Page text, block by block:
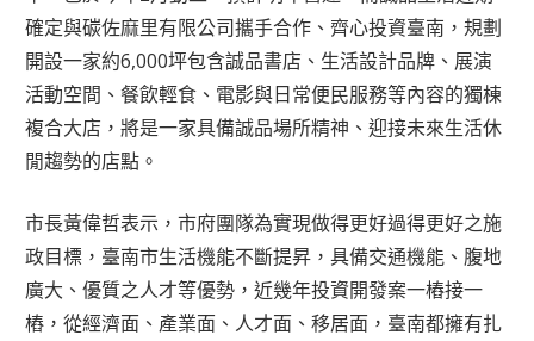
確定與碳佐麻里有限公司攜手合作、齊心投資臺南，規劃
開設一家約6,000坪包含誠品書店、生活設計品牌、展演
活動空間、餐飲輕食、電影與日常便民服務等內容的獨棟
複合大店，將是一家具備誠品場所精神、迎接未來生活休
閒趨勢的店點。
市長黃偉哲表示，市府團隊為實現做得更好過得更好之施
政目標，臺南市生活機能不斷提昇，具備交通機能、腹地
廣大、優質之人才等優勢，近幾年投資開發案一樁接一
樁，從經濟面、產業面、人才面、移居面，臺南都擁有扎